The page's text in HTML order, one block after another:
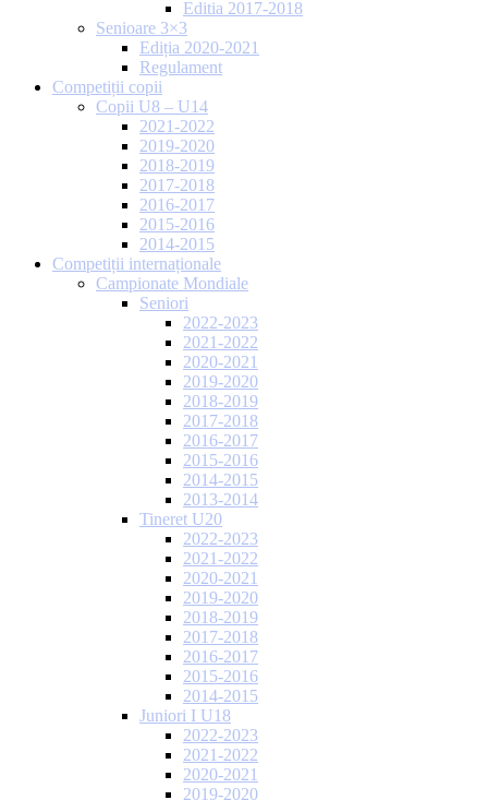
Editia 2017-2018
Senioare 3×3
Ediția 2020-2021
Regulament
Competiții copii
Copii U8 – U14
2021-2022
2019-2020
2018-2019
2017-2018
2016-2017
2015-2016
2014-2015
Competiții internaționale
Campionate Mondiale
Seniori
2022-2023
2021-2022
2020-2021
2019-2020
2018-2019
2017-2018
2016-2017
2015-2016
2014-2015
2013-2014
Tineret U20
2022-2023
2021-2022
2020-2021
2019-2020
2018-2019
2017-2018
2016-2017
2015-2016
2014-2015
Juniori I U18
2022-2023
2021-2022
2020-2021
2019-2020